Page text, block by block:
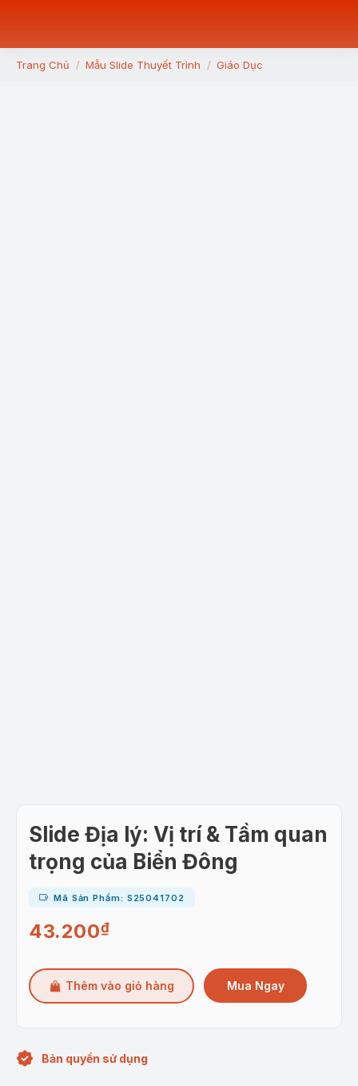
You are here:
Trang Chủ Mẫu Slide Thuyết Trình Giáo Dục
Slide Địa lý: Vị trí & Tầm quan
trọng của Biển Đông
Mã Sản Phẩm: S25041702
43.200₫
Thêm vào giỏ hàng Mua Ngay
Bản quyền sử dụng